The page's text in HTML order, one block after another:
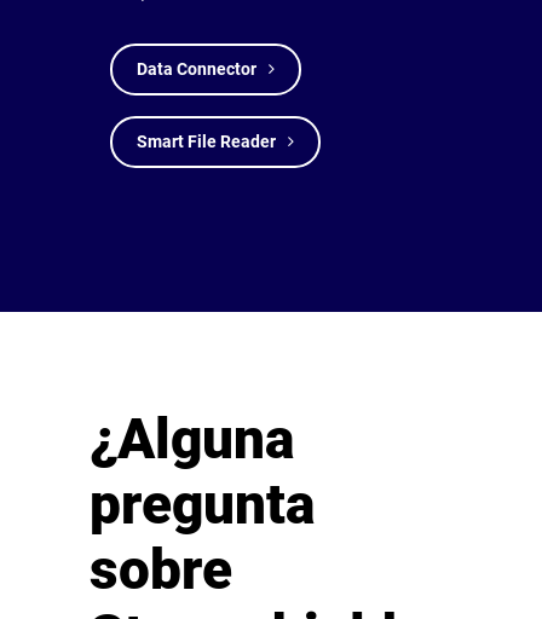
Data Connector
Smart File Reader
¿Alguna
pregunta
sobre